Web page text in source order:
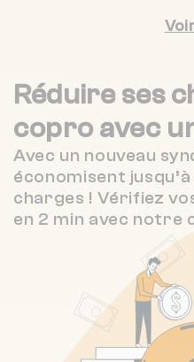
Réduire ses
copro avec
Avec un nouveau
économisent
charges ! Vérifiez
en 2 min avec notre